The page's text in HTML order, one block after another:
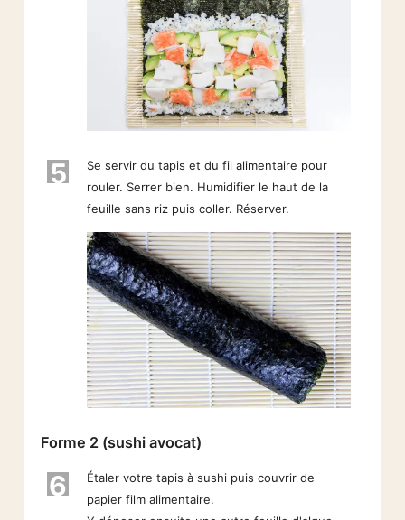
5
Se servir du tapis et du fil alimentaire pour
rouler. Serrer bien. Humidifier le haut de la
feuille sans riz puis coller. Réserver.
Forme 2 (sushi avocat)
6
Étaler votre tapis à sushi puis couvrir de
papier film alimentaire.